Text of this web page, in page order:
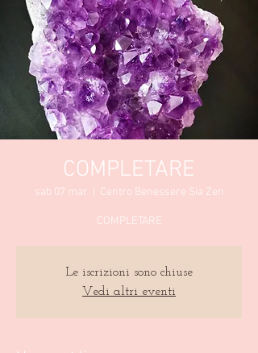
COMPLETARE
sab 07 mar Centro Benessere Sia Zen
COMPLETARE
Le iscrizioni sono chiuse
Vedi altri eventi